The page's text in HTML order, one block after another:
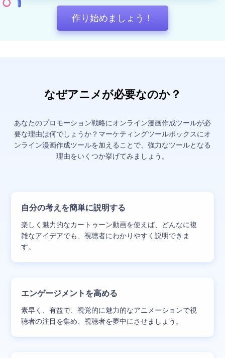
作り始めましょう！
なぜアニメが必要なのか？
あなたのプロモーション戦略にオンライン漫画作成ツールが必
要な理由は何でしょうか？マーケティングツールボックスにオ
ンライン漫画作成ツールを加えることで、強力なツールとなる
理由をいくつか挙げてみましょう。
自分の考えを簡単に説明する
楽しく魅力的なカートゥーン動画を使えば、どんなに複
雑なアイデアでも、視聴者にわかりやすく説明できま
す。
エンゲージメントを高める
素早く、有益で、視覚的に魅力的なアニメーションで視
聴者の注目を集め、視聴者を夢中にさせましょう。